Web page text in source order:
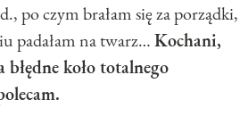
po czym brałam się za porządki,
padałam na twarz…Kochani,
błędne koło totalnego